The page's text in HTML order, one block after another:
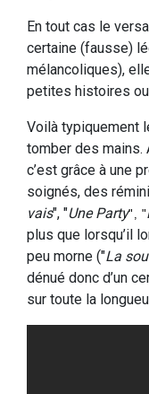
En tout cas le
certaine (fausse)
mélancoliques),
petites histoires
Voilà typiquement
tomber des mains.
c’est grâce à une
soignés, des
vais", "Une Party", "
plus que lorsqu’il
peu morne ("La
dénué donc d’un
sur toute la